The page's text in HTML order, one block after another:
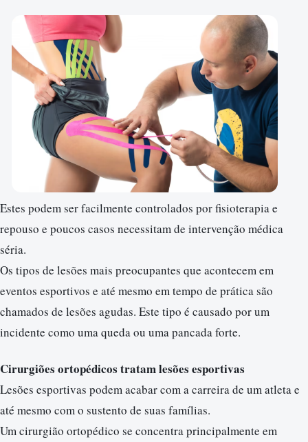
Estes podem ser facilmente controlados por fisioterapia e
repouso e poucos casos necessitam de intervenção médica
séria.
Os tipos de lesões mais preocupantes que acontecem em
eventos esportivos e até mesmo em tempo de prática são
chamados de lesões agudas. Este tipo é causado por um
incidente como uma queda ou uma pancada forte.
Cirurgiões ortopédicos tratam lesões esportivas
Lesões esportivas podem acabar com a carreira de um atleta e
até mesmo com o sustento de suas famílias.
Um cirurgião ortopédico se concentra principalmente em